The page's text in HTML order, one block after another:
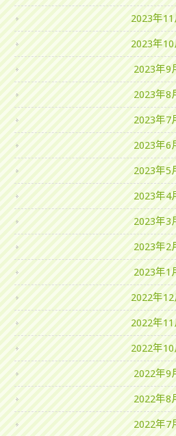
2023年11
2023年10
2023年9
2023年8
2023年7
2023年6
2023年5
2023年4
2023年3
2023年2
2023年1
2022年12
2022年11
2022年10
2022年9
2022年8
2022年7